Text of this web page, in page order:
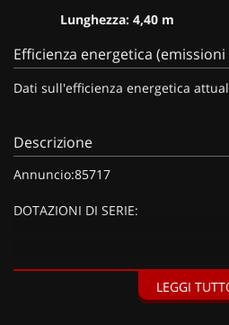
Lunghezza: 4,40 m
Efficienza energetica (emissioni
Dati sull'efficienza energetica
Descrizione
Annuncio:85717
DOTAZIONI DI SERIE:
Appoggiatesta(2) regolabili
LEGGI